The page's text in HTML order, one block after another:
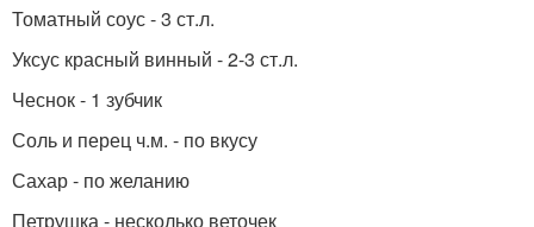
Томатный соус - 3 ст.л.
Уксус красный винный - 2-3 ст.л.
Чеснок - 1 зубчик
Соль и перец ч.м. - по вкусу
Сахар - по желанию
Петрушка - несколько веточек